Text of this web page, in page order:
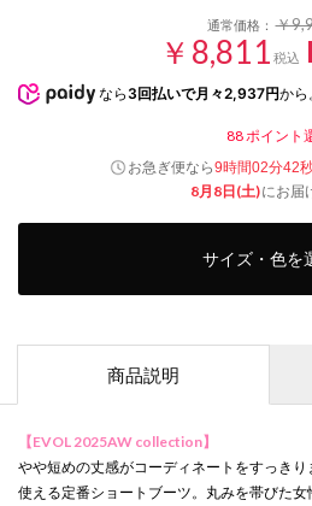
通常価格：￥
￥8,811 税込
なら 3回払いで月々2,937円から
88ポイント
お急ぎ便なら9時間02分41
8月8日(土)にお届
サイズ・色を
商品説明
【EVOL 2025AW collection】
やや短めの丈感がコーディネートをすっき
使える定番ショートブーツ。丸みを帯びた